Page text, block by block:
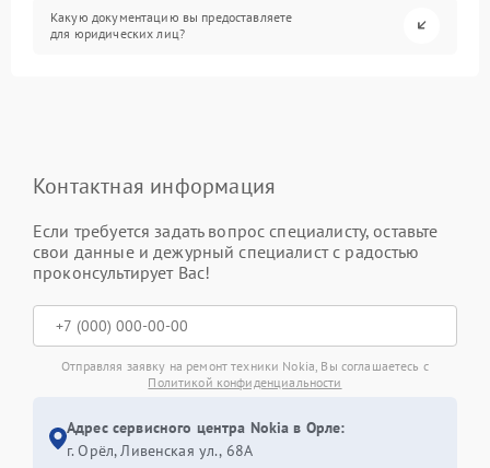
Какую документацию вы предоставляете
для юридических лиц?
Контактная информация
Если требуется задать вопрос специалисту, оставьте
свои данные и дежурный специалист с радостью
проконсультирует Вас!
Отправляя заявку на ремонт техники Nokia, Вы соглашаетесь с
Политикой конфиденциальности
Адрес сервисного центра Nokia в Орле:
г. Орёл, Ливенская ул., 68А